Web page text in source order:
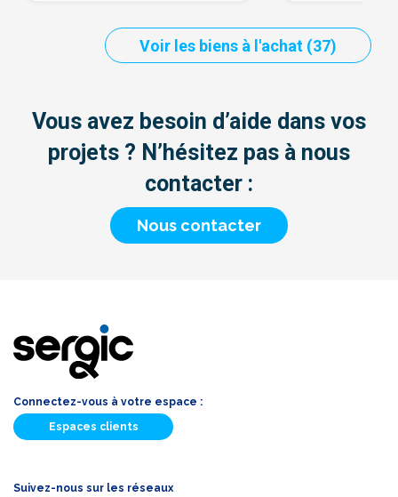
Voir les biens à l'achat (37)
Vous avez besoin d’aide dans vos
projets ? N’hésitez pas à nous
contacter :
Nous contacter
Connectez-vous à votre espace :
Espaces clients
Suivez-nous sur les réseaux